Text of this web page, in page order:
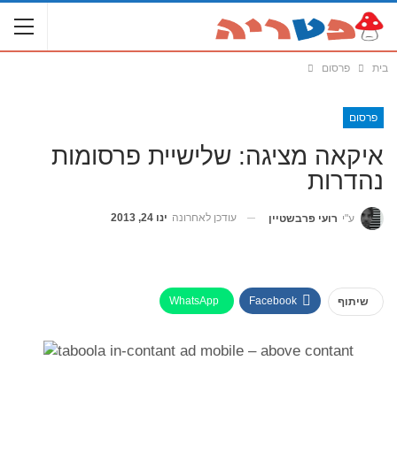
בית פרסום
פרסום
איקאה מציגה: שלישיית פרסומות
נהדרות
ע"י רועי פרבשטיין עודכן לאחרונה ינו 24, 2013
שיתוף Facebook
WhatsApp